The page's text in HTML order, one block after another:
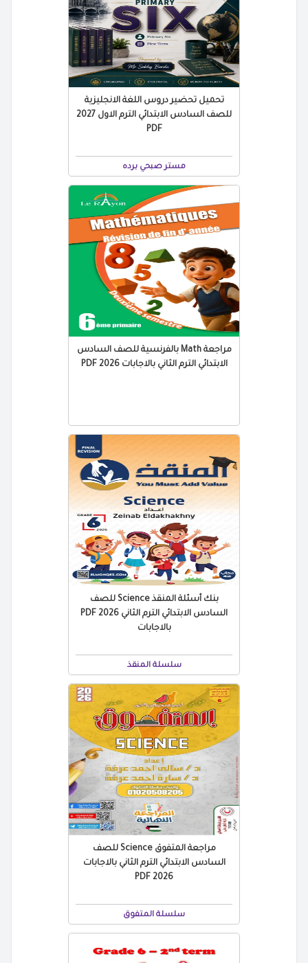
تحميل تحضير دروس اللغة الانجليزية
للصف السادس الابتدائي الترم الاول 2027
PDF
مستر صبحي برده
مراجعة Math بالفرنسية للصف السادس
الابتدائي الترم الثاني بالاجابات 2026 PDF
بنك أسئلة المنقذ Science للصف
السادس الابتدائي الترم الثاني 2026 PDF
بالاجابات
سلسلة المنقذ
مراجعة المتفوق Science للصف
السادس الابتدائي الترم الثاني بالاجابات
2026 PDF
سلسلة المتفوق